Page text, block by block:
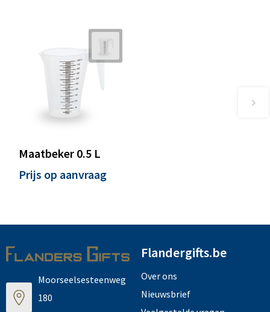
Maatbeker 0.5 L
Prijs op aanvraag
Moorseelsesteenweg
180
Flandergifts.be
Over ons
Nieuwsbrief